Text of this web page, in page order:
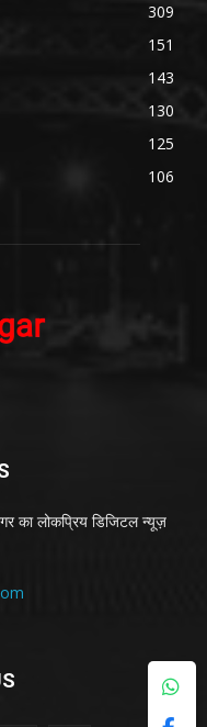
309
151
143
130
125
106
का लोकप्रिय डिजिटल न्यूज़